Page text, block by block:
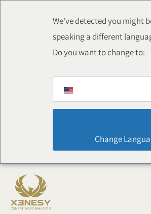
We've detected you might
speaking a different
Do you want to change to: